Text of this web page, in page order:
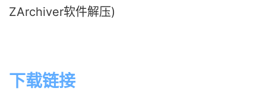
ZArchiver软件解压)
下载链接